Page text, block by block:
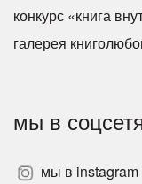
конкурс «книга
галерея
мы в
мы в instagram